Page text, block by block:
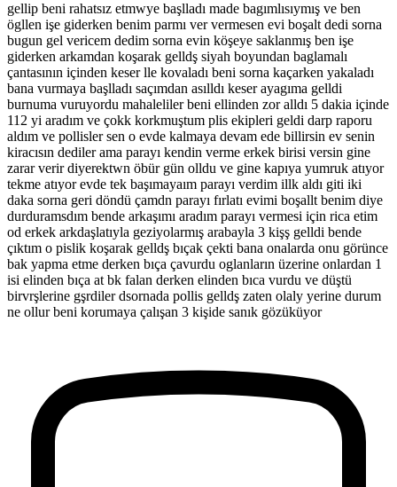
gellip beni rahatsız etmwye başlladı made bagımlısıymış ve ben
ögllen işe giderken benim parmı ver vermesen evi boşalt dedi sorna
bugun gel vericem dedim sorna evin köşeye saklanmış ben işe
giderken arkamdan koşarak gelldş siyah boyundan baglamalı
çantasının içinden keser lle kovaladı beni sorna kaçarken yakaladı
bana vurmaya başlladı saçımdan asılldı keser ayagıma gelldi
burnuma vuruyordu mahaleliler beni ellinden zor alldı 5 dakia içinde
112 yi aradım ve çokk korkmuştum plis ekipleri geldi darp raporu
aldım ve pollisler sen o evde kalmaya devam ede billirsin ev senin
kiracısın dediler ama parayı kendin verme erkek birisi versin gine
zarar verir diyerektwn öbür gün olldu ve gine kapıya yumruk atıyor
tekme atıyor evde tek başımayaım parayı verdim illk aldı giti iki
daka sorna geri döndü çamdn parayı fırlatı evimi boşallt benim diye
durduramsdım bende arkaşımı aradım parayı vermesi için rica etim
od erkek arkdaşlatıyla geziyolarmış arabayla 3 kişş gelldi bende
çıktım o pislik koşarak gelldş bıçak çekti bana onalarda onu görünce
bak yapma etme derken bıça çavurdu oglanların üzerine onlardan 1
isi elinden bıça at bk falan derken elinden bıca vurdu ve düştü
birvrşlerine gşrdiler dsornada pollis gelldş zaten olaly yerine durum
ne ollur beni korumaya çalışan 3 kişide sanık gözüküyor